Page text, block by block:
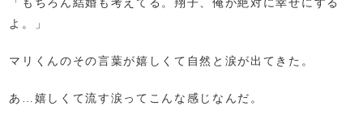
「もちろん結婚も考えてる。翔子、俺が絶対に幸せにする
よ。」
マリくんのその言葉が嬉しくて自然と涙が出てきた。
あ…嬉しくて流す涙ってこんな感じなんだ。